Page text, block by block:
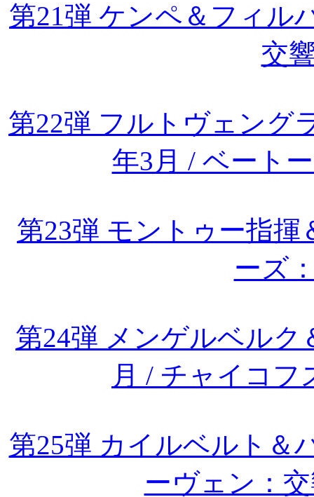
第21弾 ケンペ＆フィル
交
第22弾 フルトヴェング
年3月 / ベート
第23弾 モントゥー指
ーズ
第24弾 メンゲルベルク
月 / チャイコフ
第25弾 カイルベルト＆
ーヴェン：